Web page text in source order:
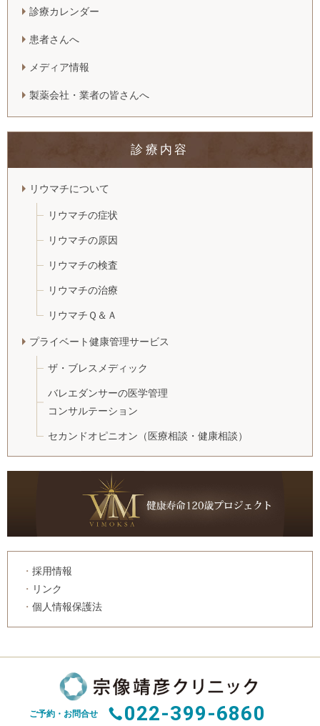
診療カレンダー
患者さんへ
メディア情報
製薬会社・業者の皆さんへ
診療内容
リウマチについて
リウマチの症状
リウマチの原因
リウマチの検査
リウマチの治療
リウマチＱ＆Ａ
プライベート健康管理サービス
ザ・ブレスメディック
バレエダンサーの医学管理
コンサルテーション
セカンドオピニオン （医療相談・健康相談）
採用情報
リンク
個人情報保護法
ご予約・お問合せ 022-399-6860